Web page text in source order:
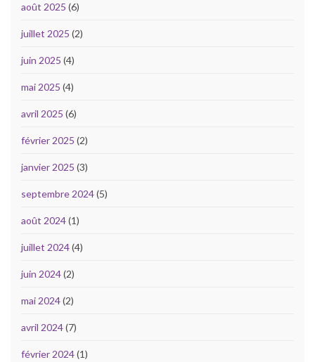
août 2025 (6)
juillet 2025 (2)
juin 2025 (4)
mai 2025 (4)
avril 2025 (6)
février 2025 (2)
janvier 2025 (3)
septembre 2024(5)
août 2024(1)
juillet 2024(4)
juin 2024(2)
mai 2024(2)
avril 2024(7)
février 2024(1)